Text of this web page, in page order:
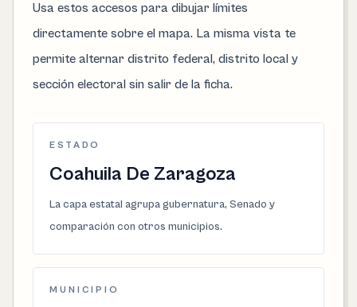
Usa estos accesos para dibujar límites
directamente sobre el mapa. La misma vista te
permite alternar distrito federal, distrito local y
sección electoral sin salir de la ficha.
ESTADO
Coahuila De Zaragoza
La capa estatal agrupa gubernatura, Senado y
comparación con otros municipios.
MUNICIPIO